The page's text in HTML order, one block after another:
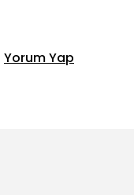
Yorum Yap